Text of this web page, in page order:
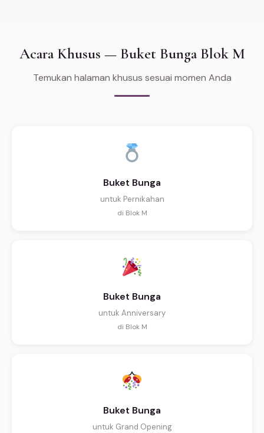
Acara Khusus — Buket Bunga Blok M
Temukan halaman khusus sesuai momen Anda
Buket Bunga
untuk Pernikahan
di Blok M
Buket Bunga
untuk Anniversary
di Blok M
Buket Bunga
untuk Grand Opening